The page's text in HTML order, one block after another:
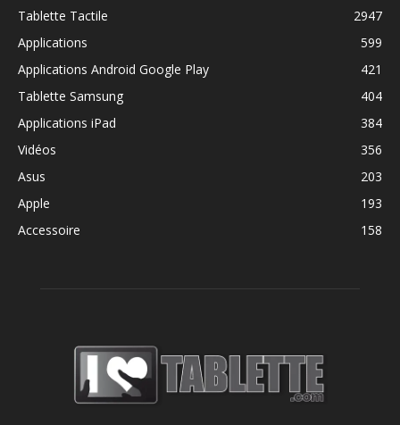
Tablette Tactile
2947
Applications
599
Applications Android Google Play
421
Tablette Samsung
404
Applications iPad
384
Vidéos
356
Asus
203
Apple
193
Accessoire
158